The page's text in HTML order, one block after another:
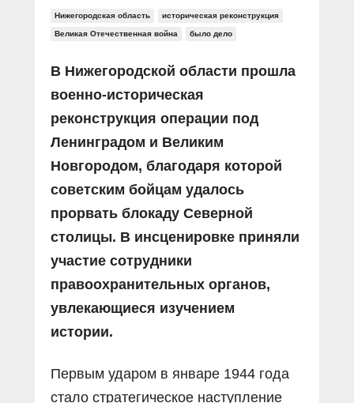
Нижегородская область историческая реконструкция
Великая Отечественная война было дело
В Нижегородской области прошла
военно-историческая
реконструкция операции под
Ленинградом и Великим
Новгородом, благодаря которой
советским бойцам удалось
прорвать блокаду Северной
столицы. В инсценировке приняли
участие сотрудники
правоохранительных органов,
увлекающиеся изучением
истории.
Первым ударом в январе 1944 года
стало стратегическое наступление